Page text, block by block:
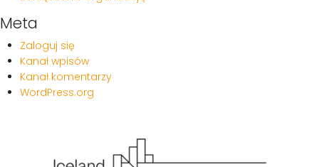
Meta
Zaloguj się
Kanał wpisów
Kanał komentarzy
WordPress.org